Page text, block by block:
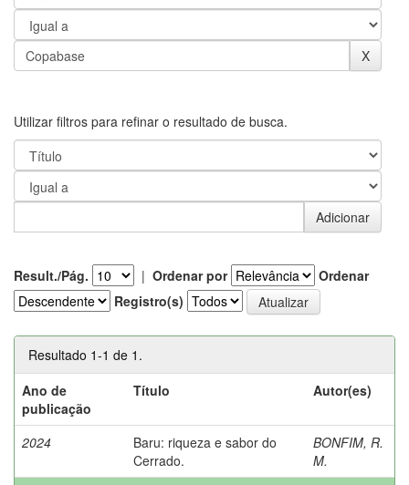
Utilizar filtros para refinar o resultado de busca.
Result./Pág. | Ordenar por
Ordenar
Registro(s)
Resultado 1-1 de 1.
Ano de
publicação
Título Autor(es)
2024
Baru: riqueza e sabor do
Cerrado.
BONFIM, R.
M.